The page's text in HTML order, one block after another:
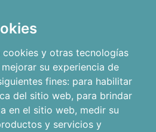
y otras tecnologías
su experiencia de
fines: para habilitar
del sitio web, para brindar
en el sitio web, medir su
y servicios y